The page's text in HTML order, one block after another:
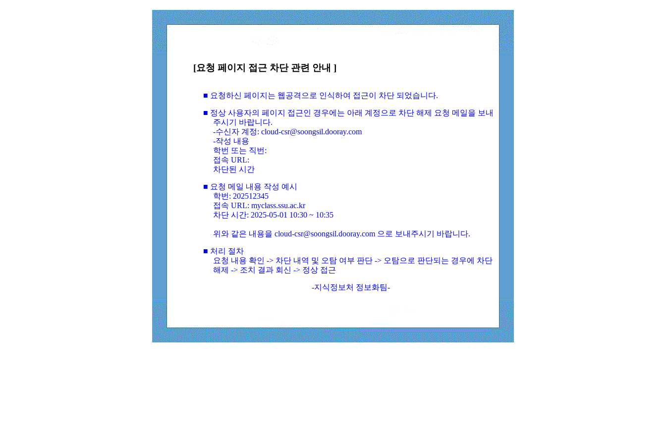
[요청 페이지 접근 차단 관련 안내 ]
■ 요청하신 페이지는 웹공격으로 인식하여 접근이 차단 되었습니다.
■ 정상 사용자의 페이지 접근인 경우에는 아래 계정으로 차단 해제 요청 메일을 보내
주시기 바랍니다.
-수신자 계정: cloud-csr@soongsil.dooray.com
-작성 내용
학번 또는 직번:
접속 URL:
차단된 시간
■ 요청 메일 내용 작성 예시
학번: 202512345
접속 URL: myclass.ssu.ac.kr
차단 시간: 2025-05-01 10:30 ~ 10:35
위와 같은 내용을 cloud-csr@soongsil.dooray.com 으로 보내주시기 바랍니다.
■ 처리 절차
요청 내용 확인 -> 차단 내역 및 오탐 여부 판단 -> 오탐으로 판단되는 경우에 차단
해제 -> 조치 결과 회신 -> 정상 접근
-지식정보처 정보화팀-